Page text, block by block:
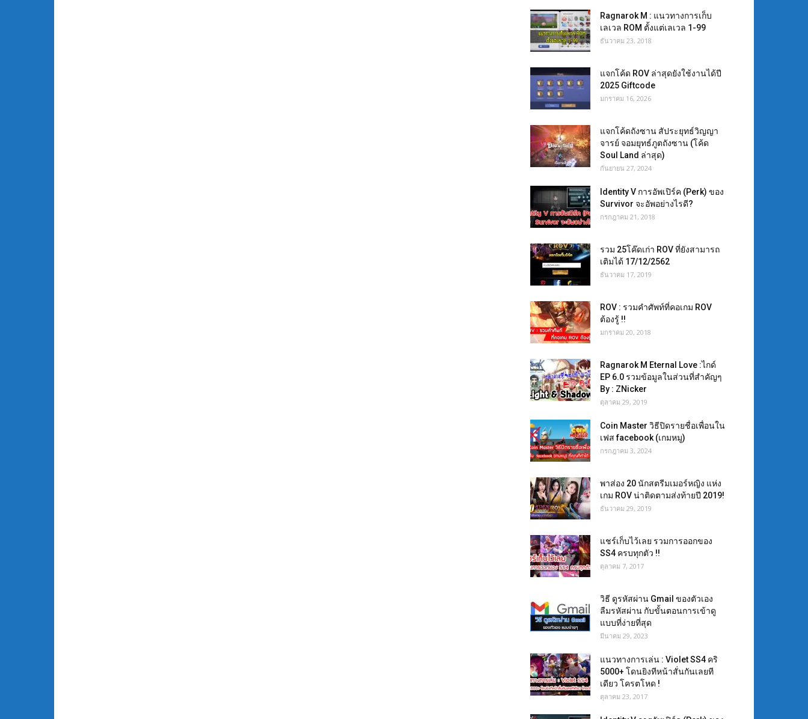
Ragnarok M : แนวทางการเก็บ
เลเวล ROM ตั้งแต่เลเวล 1-99
ธันวาคม 23, 2018
แจกโค้ด ROV ล่าสุดยังใช้งานได้ปี
2025 Giftcode
มกราคม 16, 2026
แจกโค้ดถังซาน สัประยุทธ์วิญญา
จารย์ จอมยุทธ์ภูตถังซาน (โค้ด
Soul Land ล่าสุด)
กันยายน 27, 2024
Identity V การอัพเปิร์ค (Perk) ของ
Survivor จะอัพอย่างไรดี?
กรกฎาคม 21, 2018
รวม 25โค๊ดเก่า ROV ที่ยังสามารถ
เติมได้ 17/12/2562
ธันวาคม 17, 2019
ROV : รวมคำศัพท์ที่คอเกม ROV
ต้องรู้ !!
มกราคม 20, 2018
Ragnarok M Eternal Love :ไกด์
EP 6.0 รวมข้อมูลในส่วนที่สำคัญๆ
By : ZNicker
ตุลาคม 29, 2019
Coin Master วิธีปิดรายชื่อเพื่อนใน
เฟส facebook (เกมหมู)
กรกฎาคม 3, 2024
พาส่อง 20 นักสตรีมเมอร์หญิง แห่ง
เกม ROV น่าติดตามส่งท้ายปี 2019!
ธันวาคม 29, 2019
แชร์เก็บไว้เลย รวมการออกของ
SS4 ครบทุกตัว !!
ตุลาคม 7, 2017
วิธี ดูรหัสผ่าน Gmail ของตัวเอง
ลืมรหัสผ่าน กับขั้นตอนการเข้าดู
แบบที่ง่ายที่สุด
มีนาคม 29, 2023
แนวทางการเล่น : Violet SS4 คริ
5000+ โดนยิงทีหน้าสั่นกันเลยที
เดียว โครตโหด !
ตุลาคม 23, 2017